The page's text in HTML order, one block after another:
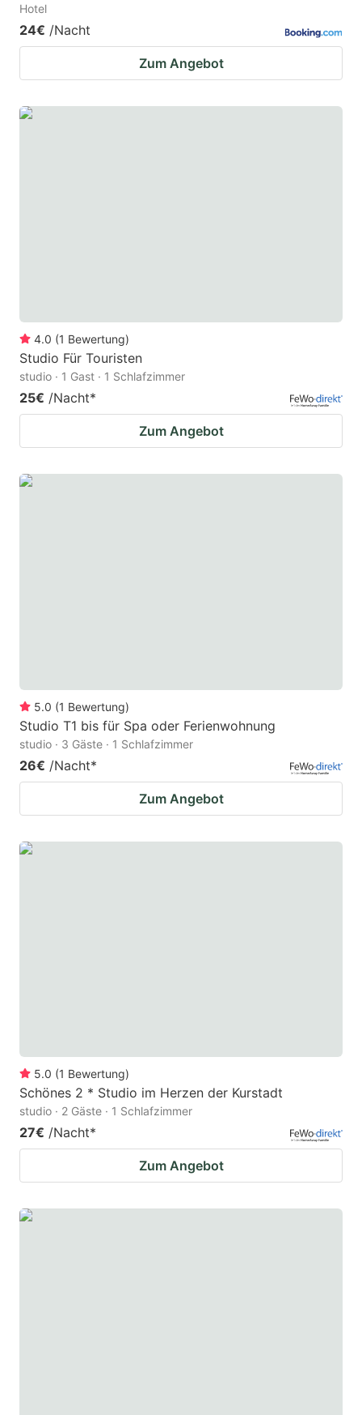
Hotel
24€ /Nacht
Zum Angebot
4.0 (1 Bewertung)
Studio Für Touristen
studio · 1 Gast · 1 Schlafzimmer
25€ /Nacht*
Zum Angebot
5.0 (1 Bewertung)
Studio T1 bis für Spa oder Ferienwohnung
studio · 3 Gäste · 1 Schlafzimmer
26€ /Nacht*
Zum Angebot
5.0 (1 Bewertung)
Schönes 2 * Studio im Herzen der Kurstadt
studio · 2 Gäste · 1 Schlafzimmer
27€ /Nacht*
Zum Angebot